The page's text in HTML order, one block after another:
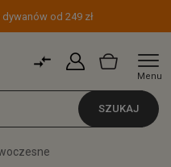
od 249 zł
Menu
SZUKAJ